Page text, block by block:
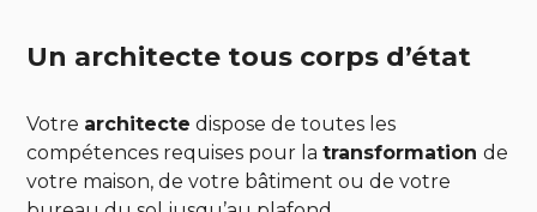
Un architecte tous corps d’état
Votre architecte dispose de toutes les
compétences requises pour latransformationde
votre maison, de votre bâtiment ou de votre